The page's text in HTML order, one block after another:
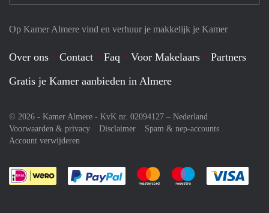
Op Kamer Almere vind en verhuur je makkelijk je Kamer
Over ons Contact Faq Voor Makelaars
Partners
Gratis je Kamer aanbieden in Almere
© 2026 - Kamer Almere - KvK nr. 02094127 – Nederland
Voorwaarden & privacy
Disclaimer
Spam & nep-accounts
Account verwijderen
Je rekent gemakkelijk af met Paypal
Je rekent gemakkelijk af met
Je rekent